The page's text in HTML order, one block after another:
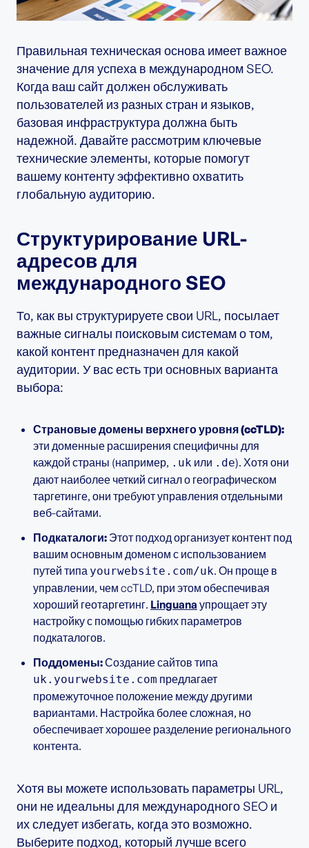
Правильная техническая основа имеет важное
значение для успеха в международном SEO.
Когда ваш сайт должен обслуживать
пользователей из разных стран и языков,
базовая инфраструктура должна быть
надежной. Давайте рассмотрим ключевые
технические элементы, которые помогут
вашему контенту эффективно охватить
глобальную аудиторию.
Структурирование URL-
адресов для
международного SEO
То, как вы структурируете свои URL, посылает
важные сигналы поисковым системам о том,
какой контент предназначен для какой
аудитории. У вас есть три основных варианта
выбора:
Страновые домены верхнего уровня (ccTLD):
эти доменные расширения специфичны для
каждой страны (например, .uk или .de). Хотя они
дают наиболее четкий сигнал о географическом
таргетинге, они требуют управления отдельными
веб-сайтами.
Подкаталоги: Этот подход организует контент под
вашим основным доменом с использованием
путей типа yourwebsite.com/uk. Он проще в
управлении, чем ccTLD, при этом обеспечивая
хороший геотаргетинг. Linguana упрощает эту
настройку с помощью гибких параметров
подкаталогов.
Поддомены:Создание сайтов типа
uk.yourwebsite.com предлагает
промежуточное положение между другими
вариантами. Настройка более сложная, но
обеспечивает хорошее разделение регионального
контента.
Хотя вы можете использовать параметры URL,
они не идеальны для международного SEO и
их следует избегать, когда это возможно.
Выберите подход, который лучше всего